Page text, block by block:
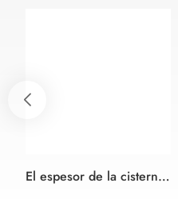
El espesor de la cisterna de 90mm que se oculta en la pared con estructura universal para pared-colgado WC con doble descarga